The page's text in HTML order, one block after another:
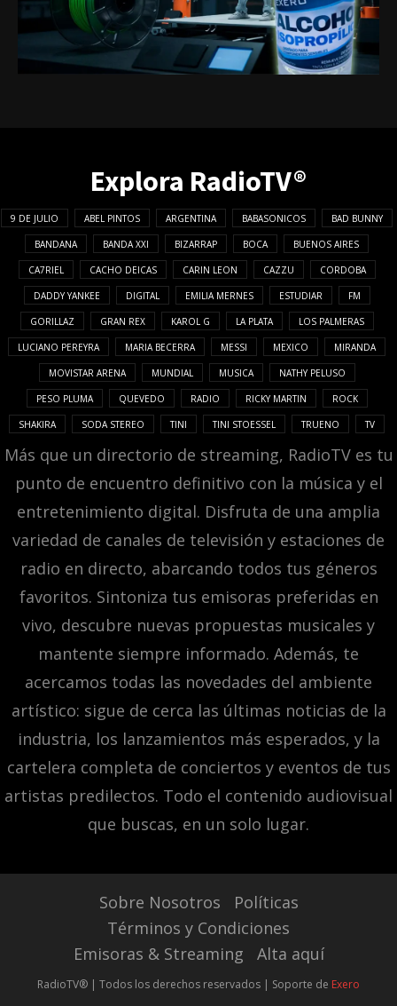
Explora RadioTV®
9 DE JULIO ABEL PINTOS ARGENTINA BABASONICOS BAD BUNNY
BANDANA BANDA XXI BIZARRAP BOCA BUENOS AIRES
CA7RIEL CACHO DEICAS CARIN LEON CAZZU CORDOBA
DADDY YANKEE DIGITAL EMILIA MERNES ESTUDIAR FM
GORILLAZ GRAN REX KAROL G LA PLATA LOS PALMERAS
LUCIANO PEREYRA MARIA BECERRA MESSI MEXICO MIRANDA
MOVISTAR ARENA MUNDIAL MUSICA NATHY PELUSO
PESO PLUMA QUEVEDO RADIO RICKY MARTIN ROCK
SHAKIRA SODA STEREO TINI TINI STOESSEL TRUENO TV
Más que un directorio de streaming, RadioTV es tu
punto de encuentro definitivo con la música y el
entretenimiento digital. Disfruta de una amplia
variedad de canales de televisión y estaciones de
radio en directo, abarcando todos tus géneros
favoritos. Sintoniza tus emisoras preferidas en
vivo, descubre nuevas propuestas musicales y
mantente siempre informado. Además, te
acercamos todas las novedades del ambiente
artístico: sigue de cerca las últimas noticias de la
industria, los lanzamientos más esperados, y la
cartelera completa de conciertos y eventos de tus
artistas predilectos. Todo el contenido audiovisual
que buscas, en un solo lugar.
Sobre Nosotros
Políticas
Términos y Condiciones
Emisoras & Streaming
Alta aquí
RadioTV® | Todos los derechos reservados | Soporte de Exero